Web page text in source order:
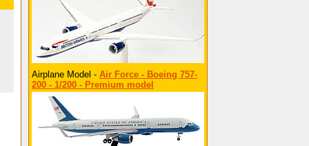
Airplane Model - Air Force - Boeing 757-
200 - 1/200 - Premium model